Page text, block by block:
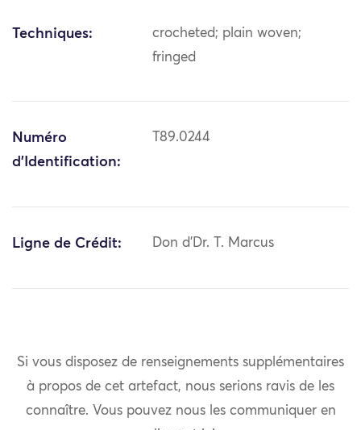
Techniques:
crocheted; plain woven;
fringed
Numéro
d'Identification:
T89.0244
Ligne de Crédit: Don d'Dr. T. Marcus
Si vous disposez de renseignements supplémentaires
à propos de cet artefact, nous serions ravis de les
connaître. Vous pouvez nous les communiquer en